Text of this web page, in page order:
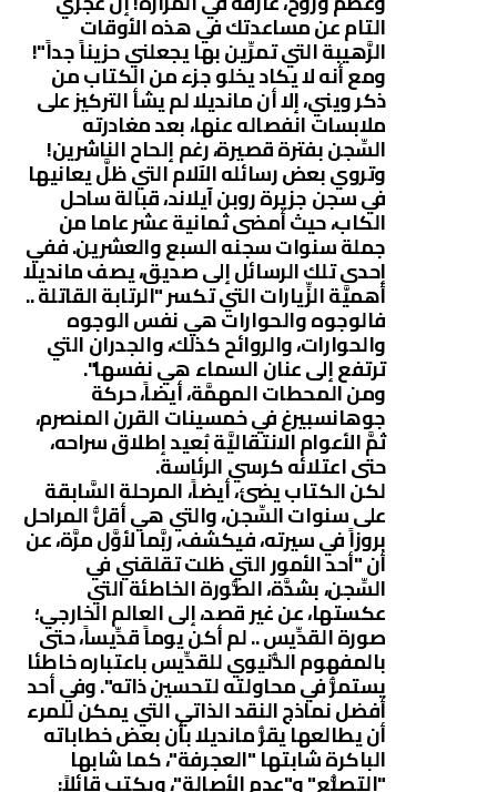
التام عن مساعدتك في هذه الأوقات
الرَّهيبة التي تمرِّين بها يجعلني حزيناً جداً"!
ومع أنه لا يكاد يخلو جزء من الكتاب من
ذكر ويني، إلا أن مانديلا لم يشأ التركيز على
ملابسات انفصاله عنها، بعد مغادرته
السِّجن بفترة قصيرة، رغم إلحاح الناشرين!
وتروي بعض رسائله الآلام التي ظلَّ يعانيها
في سجن جزيرة روبن آيلاند، قبالة ساحل
الكاب، حيث أمضى ثمانية عشر عاما من
جملة سنوات سجنه السبع والعشرين. ففي
إحدى تلك الرسائل إلى صديق، يصف مانديلا
أهميَّة الزِّيارات التي تكسر "الرتابة القاتلة ..
فالوجوه والحوارات هي نفس الوجوه
والحوارات، والروائح كذلك، والجدران التي
ترتفع إلى عنان السماء هي نفسها".
ومن المحطات المهمَّة، أيضاً، حركة
جوهانسبيرغ في خمسينات القرن المنصرم،
ثمَّ الأعوام الانتقاليَّة بُعيد إطلاق سراحه،
حتى اعتلائه كرسي الرئاسة.
لكن الكتاب يضئ، أيضاً، المرحلة السَّابقة
على سنوات السِّجن، والتي هي أقلُّ المراحل
بروزاً في سيرته، فيكشف، ربَّما لأوَّل مرَّة، عن
أن "أحد الأمور التي ظلت تقلقني في
السِّجن، بشدَّة، الصُّورة الخاطئة التي
عكستها، عن غير قصد، إلى العالم الخارجي؛
صورة القدِّيس .. لم أكن يوماً قدِّيساً، حتى
بالمفهوم الدُّنيوي للقدِّيس باعتباره خاطئا
يستمرُّ في محاولته لتحسين ذاته". وفي أحد
أفضل نماذج النقد الذاتي التي يمكن للمرء
أن يطالعها يقرُّ مانديلا بأن بعض خطاباته
الباكرة شابتها "العجرفة"، كما شابها
"التصنُّع" و"عدم الأصالة"، ويكتب قائلاً: